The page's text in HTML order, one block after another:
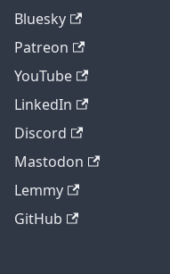
Bluesky
Patreon
YouTube
LinkedIn
Discord
Mastodon
Lemmy
GitHub